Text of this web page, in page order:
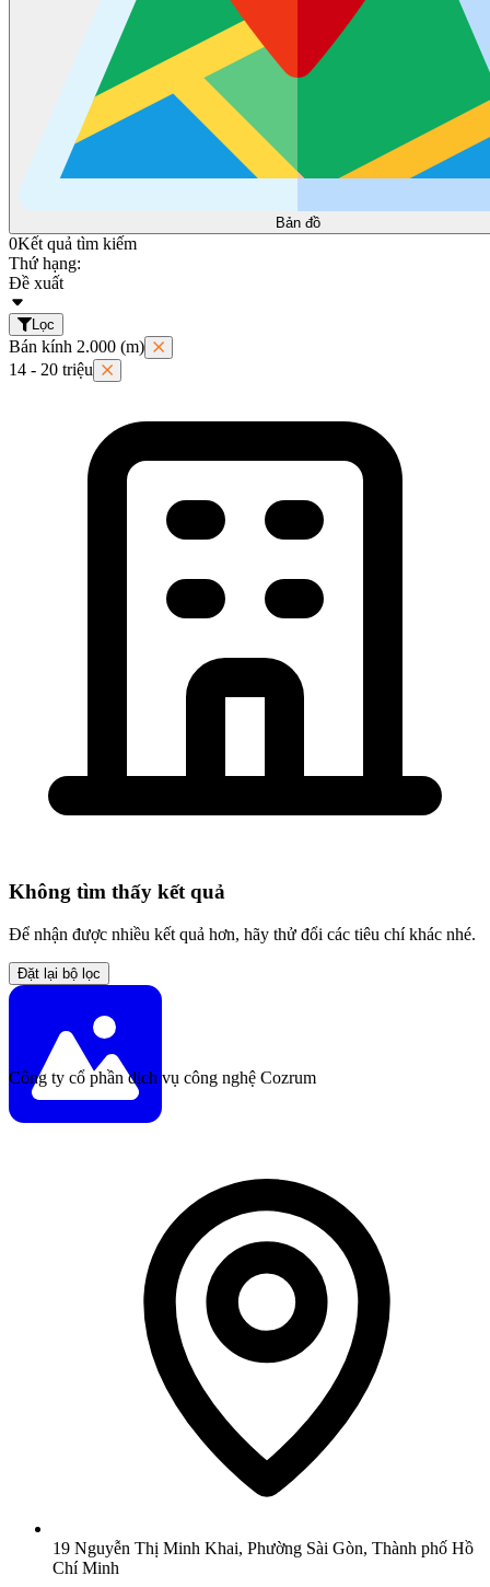
Bản đồ
0Kết quả tìm kiếm
Thứ hạng:
Đề xuất
Lọc
Bán kính 2.000 (m)
14 - 20 triệu
Không tìm thấy kết quả
Để nhận được nhiều kết quả hơn, hãy thử đổi các tiêu chí khác nhé.
Đặt lại bộ lọc
Công ty cổ phần dịch vụ công nghệ Cozrum
19 Nguyễn Thị Minh Khai, Phường Sài Gòn, Thành phố Hồ
Chí Minh